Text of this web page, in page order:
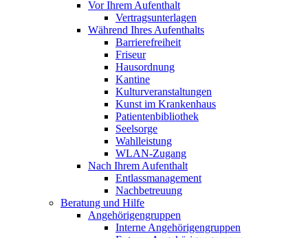
Vor Ihrem Aufenthalt
Vertragsunterlagen
Während Ihres Aufenthalts
Barrierefreiheit
Friseur
Hausordnung
Kantine
Kulturveranstaltungen
Kunst im Krankenhaus
Patientenbibliothek
Seelsorge
Wahlleistung
WLAN-Zugang
Nach Ihrem Aufenthalt
Entlassmanagement
Nachbetreuung
Beratung und Hilfe
Angehörigengruppen
Interne Angehörigengruppen